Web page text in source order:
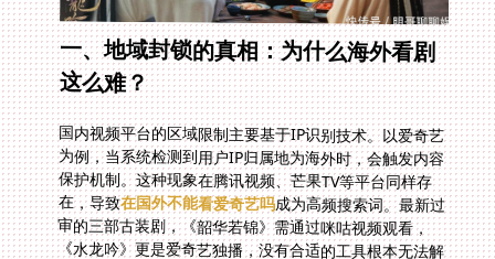
一、地域封锁的真相：为什么海外看剧
这么难？
国内视频平台的区域限制主要基于IP识别技术。以爱奇艺
为例，当系统检测到用户IP归属地为海外时，会触发内容
保护机制。这种现象在腾讯视频、芒果TV等平台同样存
在，导致在国外不能看爱奇艺吗成为高频搜索词。最新过
审的三部古装剧，《韶华若锦》需通过咪咕视频观看，
《水龙吟》更是爱奇艺独播，没有合适的工具根本无法解